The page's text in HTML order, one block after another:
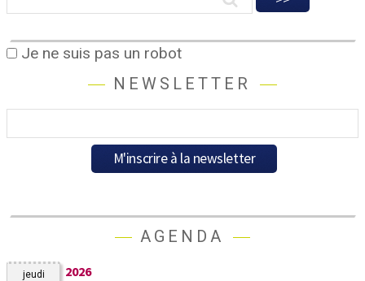
Je ne suis pas un robot
NEWSLETTER
AGENDA
jeudi 2026